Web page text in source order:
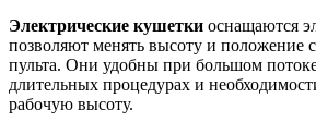
Электрические кушетки оснащаются
позволяют менять высоту и положение
пульта. Они удобны при большом
длительных процедурах и
рабочую высоту.